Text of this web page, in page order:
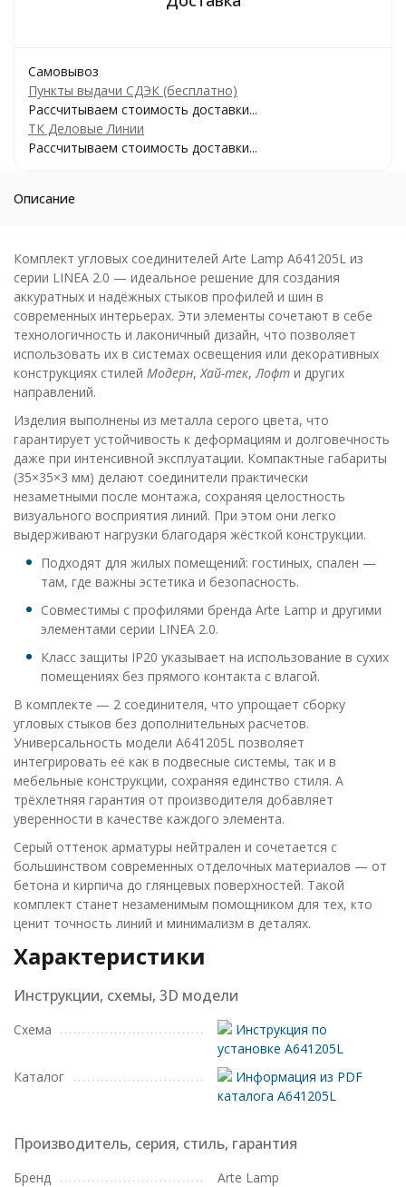
Самовывоз
Пункты выдачи СДЭК (бесплатно)
Рассчитываем стоимость доставки...
ТК Деловые Линии
Рассчитываем стоимость доставки...
Описание
Комплект угловых соединителей Arte Lamp A641205L из
серии LINEA 2.0 — идеальное решение для создания
аккуратных и надёжных стыков профилей и шин в
современных интерьерах. Эти элементы сочетают в себе
технологичность и лаконичный дизайн, что позволяет
использовать их в системах освещения или декоративных
конструкциях стилей Модерн,Хай-тек,Лофт и других
направлений.
Изделия выполнены из металла серого цвета, что
гарантирует устойчивость к деформациям и долговечность
даже при интенсивной эксплуатации. Компактные габариты
(35×35×3 мм) делают соединители практически
незаметными после монтажа, сохраняя целостность
визуального восприятия линий. При этом они легко
выдерживают нагрузки благодаря жёсткой конструкции.
Подходят для жилых помещений: гостиных, спален —
там, где важны эстетика и безопасность.
Совместимы с профилями бренда Arte Lamp и другими
элементами серии LINEA 2.0.
Класс защиты IP20 указывает на использование в сухих
помещениях без прямого контакта с влагой.
В комплекте — 2 соединителя, что упрощает сборку
угловых стыков без дополнительных расчетов.
Универсальность модели A641205L позволяет
интегрировать её как в подвесные системы, так и в
мебельные конструкции, сохраняя единство стиля. А
трёхлетняя гарантия от производителя добавляет
уверенности в качестве каждого элемента.
Серый оттенок арматуры нейтрален и сочетается с
большинством современных отделочных материалов — от
бетона и кирпича до глянцевых поверхностей. Такой
комплект станет незаменимым помощником для тех, кто
ценит точность линий и минимализм в деталях.
Характеристики
Инструкции, схемы, 3D модели
Схема
Инструкция по
установке A641205L
Каталог
Информация из PDF
каталога A641205L
Производитель, серия, стиль, гарантия
Бренд
Arte Lamp